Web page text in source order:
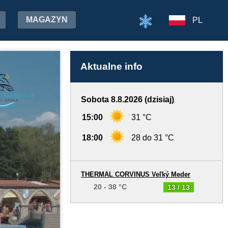
MAGAZYN PL
Aktualne info
Sobota 8.8.2026 (dzisiaj)
15:00 31 °C
18:00 28 do 31 °C
13 / 13
THERMAL CORVINUS Veľký Meder
20 - 38 °C